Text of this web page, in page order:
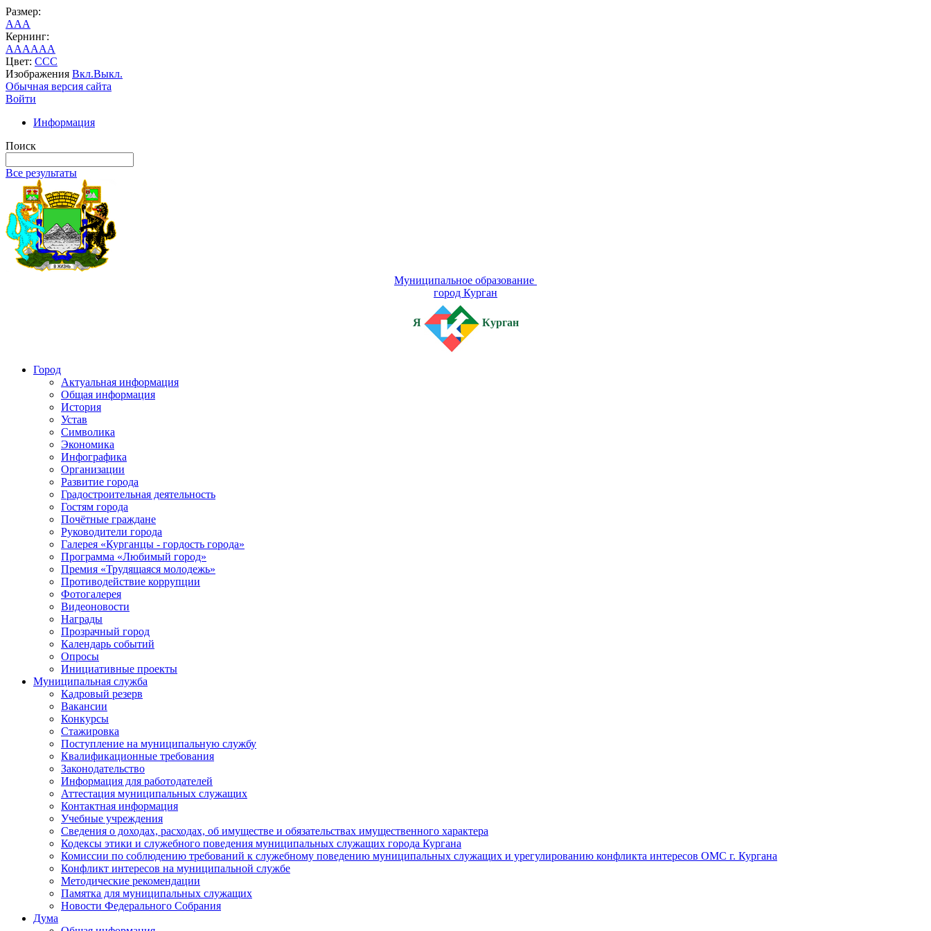
Размер:
AAA
Кернинг:
AAAAAA
Цвет: CCC
Изображения Вкл.Выкл.
Обычная версия сайта
Войти
Информация
Поиск
Все результаты
Муниципальное образование
город Курган
Я Курган
Город
Актуальная информация
Общая информация
История
Устав
Символика
Экономика
Инфографика
Организации
Развитие города
Градостроительная деятельность
Гостям города
Почётные граждане
Руководители города
Галерея «Курганцы - гордость города»
Программа «Любимый город»
Премия «Трудящаяся молодежь»
Противодействие коррупции
Фотогалерея
Видеоновости
Награды
Прозрачный город
Календарь событий
Опросы
Инициативные проекты
Муниципальная служба
Кадровый резерв
Вакансии
Конкурсы
Стажировка
Поступление на муниципальную службу
Квалификационные требования
Законодательство
Информация для работодателей
Аттестация муниципальных служащих
Контактная информация
Учебные учреждения
Сведения о доходах, расходах, об имуществе и обязательствах имущественного характера
Кодексы этики и служебного поведения муниципальных служащих города Кургана
Комиссии по соблюдению требований к служебному поведению муниципальных служащих и урегулированию конфликта интересов ОМС г. Кургана
Конфликт интересов на муниципальной службе
Методические рекомендации
Памятка для муниципальных служащих
Новости Федерального Cобрания
Дума